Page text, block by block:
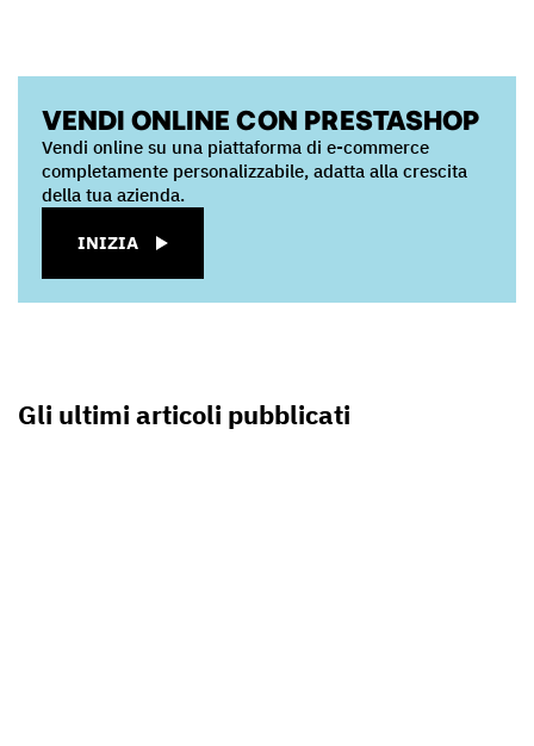
VENDI ONLINE CON PRESTASHOP
Vendi online su una piattaforma di e-commerce
completamente personalizzabile, adatta alla crescita
della tua azienda.
INIZIA
Gli ultimi articoli pubblicati